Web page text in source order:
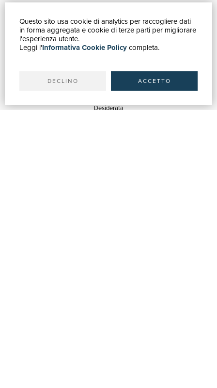
Questo sito usa cookie di analytics per raccogliere dati
in forma aggregata e cookie di terze parti per migliorare
l'esperienza utente.
Leggi l'Informativa Cookie Policycompleta.
DECLINO ACCETTO
GUIDA ACQUISTI
Ricerca avanzata
Spedizioni
Desiderata